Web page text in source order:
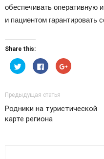
обеспечивать оперативную
и пациентом гарантировать
Share this:
Нажмите,
чтобы
поделиться
(Открывается
в
новом
окне)
Нажмите
здесь,
чтобы
на
Facebook.
(Открывается
в
новом
окне)
Нажмите,
чтобы
новом
окне)
Предыдущая статья
Родники на туристической
карте региона